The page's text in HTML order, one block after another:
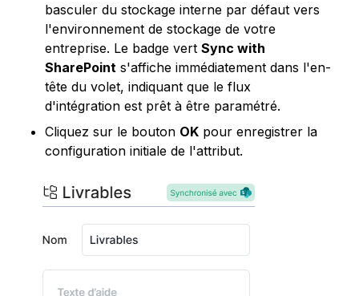
basculer du stockage interne par défaut vers
l'environnement de stockage de votre
entreprise. Le badge vert Sync with
SharePoint s'affiche immédiatement dans l'en-
tête du volet, indiquant que le flux
d'intégration est prêt à être paramétré.
Cliquez sur le bouton OK pour enregistrer la
configuration initiale de l'attribut.